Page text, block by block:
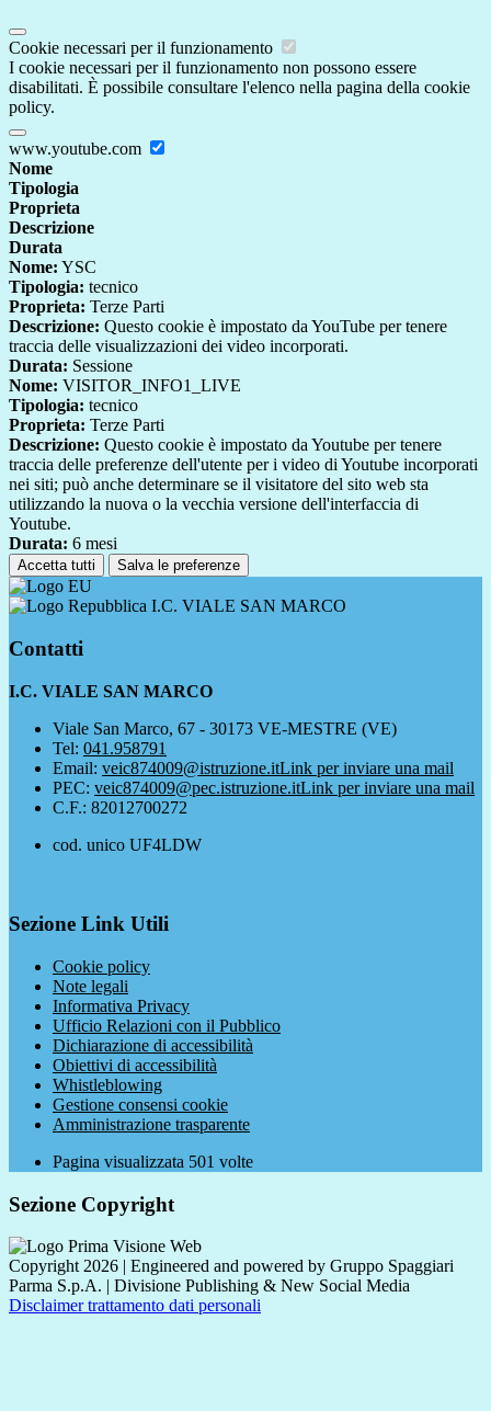
Cookie necessari per il funzionamento
I cookie necessari per il funzionamento non possono essere
disabilitati. È possibile consultare l'elenco nella pagina della cookie
policy.
www.youtube.com
Nome
Tipologia
Proprieta
Descrizione
Durata
Nome: YSC
Tipologia: tecnico
Proprieta: Terze Parti
Descrizione: Questo cookie è impostato da YouTube per tenere
traccia delle visualizzazioni dei video incorporati.
Durata: Sessione
Nome: VISITOR_INFO1_LIVE
Tipologia: tecnico
Proprieta: Terze Parti
Descrizione: Questo cookie è impostato da Youtube per tenere
traccia delle preferenze dell'utente per i video di Youtube incorporati
nei siti; può anche determinare se il visitatore del sito web sta
utilizzando la nuova o la vecchia versione dell'interfaccia di
Youtube.
Durata: 6 mesi
Accetta tutti Salva le preferenze
I.C. VIALE SAN MARCO
Contatti
I.C. VIALE SAN MARCO
Viale San Marco, 67 - 30173 VE-MESTRE (VE)
Tel: 041.958791
Email: veic874009@istruzione.itLink per inviare una mail
PEC: veic874009@pec.istruzione.itLink per inviare una mail
C.F.: 82012700272
cod. unico UF4LDW
Sezione Link Utili
Cookie policy
Note legali
Informativa Privacy
Ufficio Relazioni con il Pubblico
Dichiarazione di accessibilità
Obiettivi di accessibilità
Whistleblowing
Gestione consensi cookie
Amministrazione trasparente
Pagina visualizzata 501 volte
Sezione Copyright
Copyright 2026 | Engineered and powered by Gruppo Spaggiari
Parma S.p.A. | Divisione Publishing & New Social Media
Disclaimer trattamento dati personali